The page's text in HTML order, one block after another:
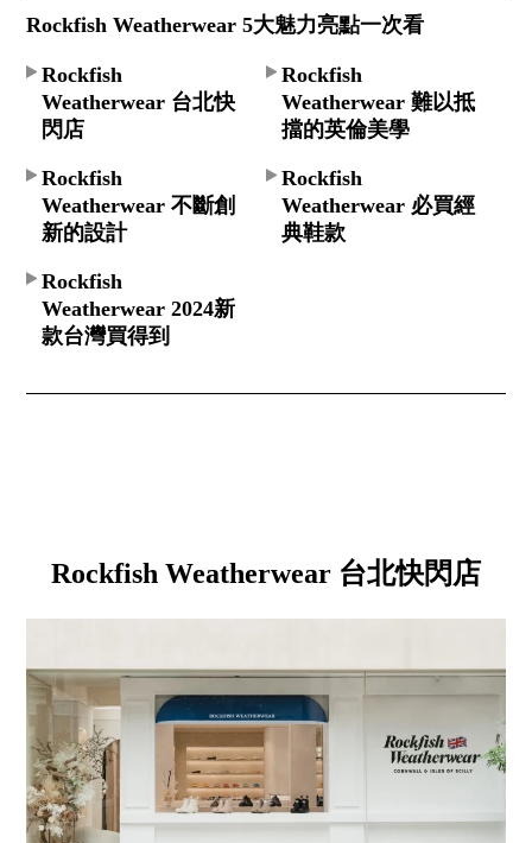
Rockfish Weatherwear 5大魅力亮點一次看
Rockfish
Weatherwear 台北快
閃店
Rockfish
Weatherwear 難以抵
擋的英倫美學
Rockfish
Weatherwear 不斷創
新的設計
Rockfish
Weatherwear 必買經
典鞋款
Rockfish
Weatherwear 2024新
款台灣買得到
Rockfish Weatherwear 台北快閃店